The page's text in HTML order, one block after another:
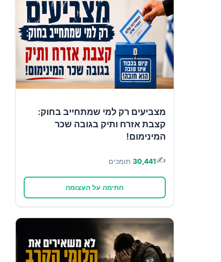
מצביעים רק למי שמתחייב בחוק:
קצבת אזרח ותיק בגובה שכר
המינימום!
✍️
30,441 תומכים
חתימה על העצומה